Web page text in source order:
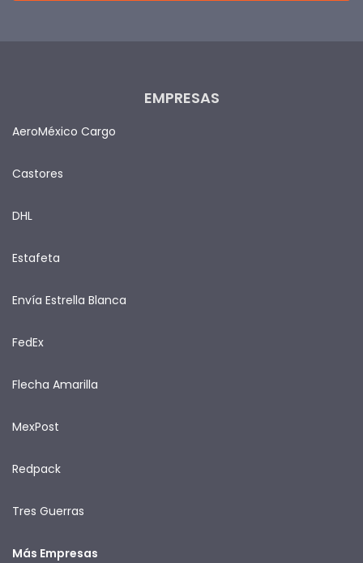
EMPRESAS
AeroMéxico Cargo
Castores
DHL
Estafeta
Envía Estrella Blanca
FedEx
Flecha Amarilla
MexPost
Redpack
Tres Guerras
Más Empresas